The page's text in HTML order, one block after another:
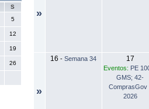
S
5
12
19
26
»
»
16 -Semana 34 17
Eventos: PE
GMS; 42-
ComprasGov
2026